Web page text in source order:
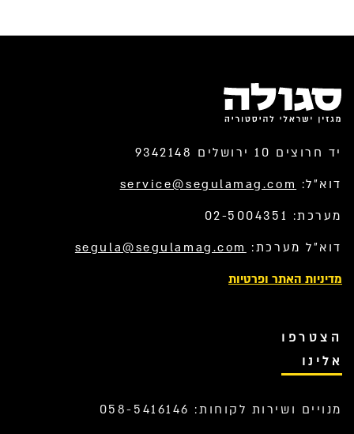
יד חרוצים 10 ירושלים 9342148
דוא”ל: service@segulamag.com
מערכת: 02-5004351
דוא”ל מערכת: segula@segulamag.com
מדיניות האתר ופרטיות
הצטרפו
אלינו
מנויים ושירות לקוחות: 058-5416146